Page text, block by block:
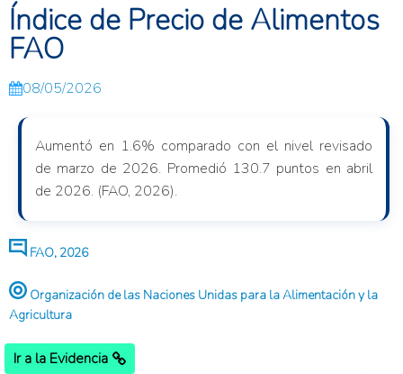
Índice de Precio de Alimentos
FAO
08/05/2026
Aumentó en 1.6% comparado con el nivel revisado
de marzo de 2026. Promedió 130.7 puntos en abril
de 2026. (FAO, 2026).
FAO, 2026
Organización de las Naciones Unidas para la Alimentación y la
Agricultura
Ir a la Evidencia